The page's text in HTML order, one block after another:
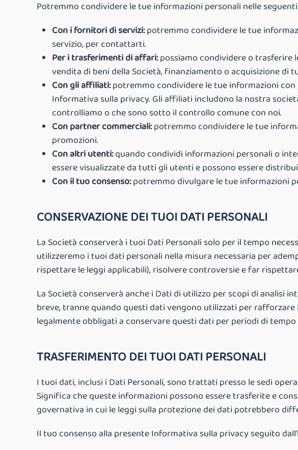
Potremmo condividere le tue informazioni personali nelle
Con i fornitori di servizi:potremmo condividere le tue
servizio, per contattarti.
Per i trasferimenti di affari:possiamo condividere o trasferire
vendita di beni della Società, finanziamento o acquisizione di
Con gli affiliati:potremmo condividere le tue informazioni
Informativa sulla privacy. Gli affiliati includono la nostra
controlliamo o che sono sotto il controllo comune con noi.
Con partner commerciali:potremmo condividere le tue
promozioni.
Con altri utenti:quando condividi informazioni personali o
essere visualizzate da tutti gli utenti e possono essere
Con il tuo consenso:potremmo divulgare le tue informazioni
CONSERVAZIONE DEI TUOI DATI PERSONALI
La Società conserverà i tuoi Dati Personali solo per il tempo
utilizzeremo i tuoi dati personali nella misura necessaria per
rispettare le leggi applicabili), risolvere controversie e far
La Società conserverà anche i Dati di utilizzo per scopi di analisi
breve, tranne quando questi dati vengono utilizzati per
legalmente obbligati a conservare questi dati per periodi di
TRASFERIMENTO DEI TUOI DATI PERSONALI
I tuoi dati, inclusi i Dati Personali, sono trattati presso le sedi
Significa che queste informazioni possono essere trasferite e
governativa in cui le leggi sulla protezione dei dati potrebbero
Il tuo consenso alla presente Informativa sulla privacy seguito